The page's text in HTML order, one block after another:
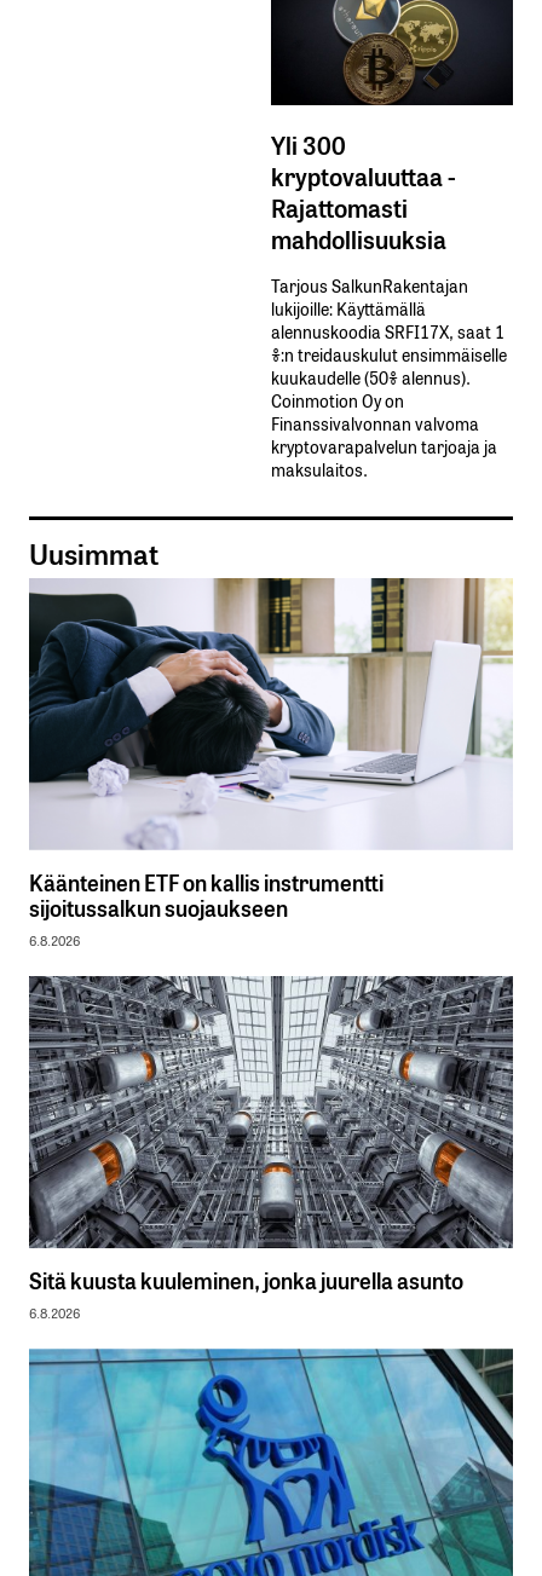
Yli 300
kryptovaluuttaa -
Rajattomasti
mahdollisuuksia
Tarjous SalkunRakentajan
lukijoille: Käyttämällä​ ​
alennuskoodia​ ​SRFI17X,​ ​saat​ ​1
%:n treidauskulut​ ​ensimmäiselle​ ​
kuukaudelle​ ​(50%​ ​alennus).
Coinmotion Oy on
Finanssivalvonnan valvoma
kryptovarapalvelun tarjoaja ja
maksulaitos.
Uusimmat
Käänteinen ETF on kallis instrumentti
sijoitussalkun suojaukseen
6.8.2026
Sitä kuusta kuuleminen, jonka juurella asunto
6.8.2026